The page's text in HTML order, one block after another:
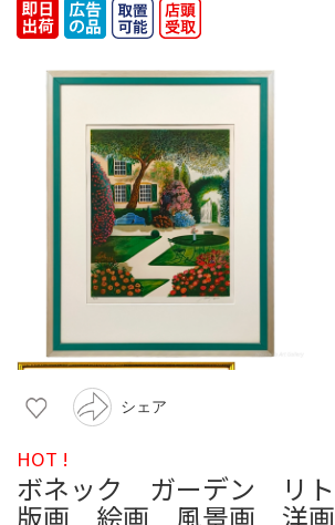
シェア
HOT !
ボネック ガーデン リ
版画 絵画 風景画 洋画